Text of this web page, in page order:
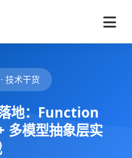
技术干货
地：Function
多模型抽象层实